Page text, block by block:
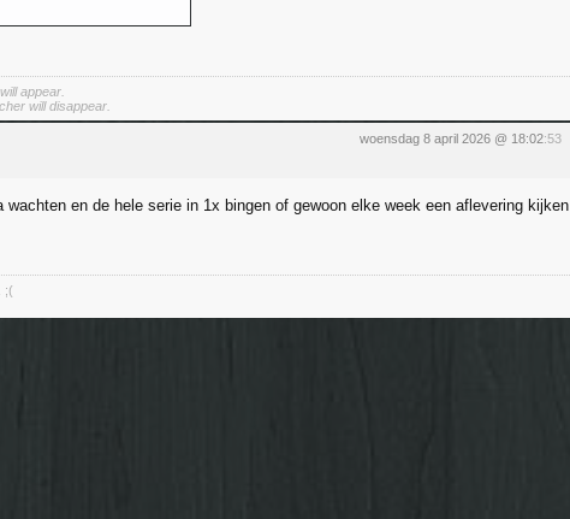
appear.
will disappear.
woensdag 8 april 2026 @ 18:02:53
wachten en de hele serie in 1x bingen of gewoon elke week een aflevering kijken
;(